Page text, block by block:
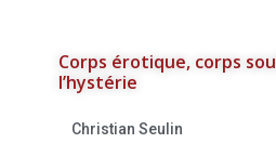
Corps érotique, corps
l’hystérie
Christian Seulin